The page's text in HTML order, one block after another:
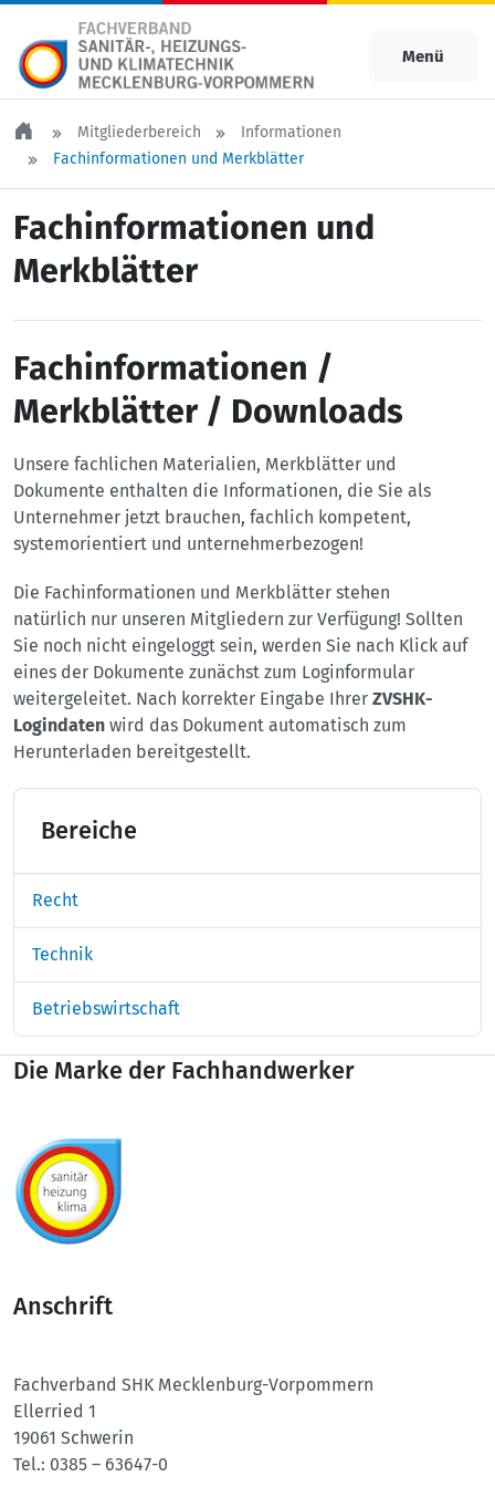
Menü
Mitgliederbereich
Informationen
Fachinformationen und Merkblätter
Fachinformationen und
Merkblätter
Fachinformationen /
Merkblätter / Downloads
Unsere fachlichen Materialien, Merkblätter und
Dokumente enthalten die Informationen, die Sie als
Unternehmer jetzt brauchen, fachlich kompetent,
systemorientiert und unternehmerbezogen!
Die Fachinformationen und Merkblätter stehen
natürlich nur unseren Mitgliedern zur Verfügung! Sollten
Sie noch nicht eingeloggt sein, werden Sie nach Klick auf
eines der Dokumente zunächst zum Loginformular
weitergeleitet. Nach korrekter Eingabe Ihrer ZVSHK-
Logindaten wird das Dokument automatisch zum
Herunterladen bereitgestellt.
Bereiche
Recht
Technik
Betriebswirtschaft
Die Marke der Fachhandwerker
Anschrift
Fachverband SHK Mecklenburg-Vorpommern
Ellerried 1
19061 Schwerin
Tel.: 0385 – 63647-0